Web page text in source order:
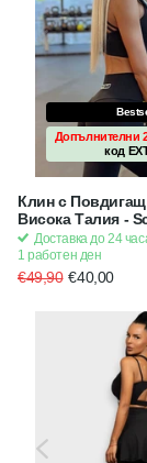
Допълнителни
код
Клин с
Висока Талия -
Доставка до 24
1 работен ден
€49,90 €40,00